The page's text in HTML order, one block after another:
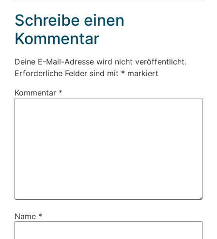
Schreibe einen
Kommentar
Deine E-Mail-Adresse wird nicht veröffentlicht.
Erforderliche Felder sind mit * markiert
Kommentar *
Name *